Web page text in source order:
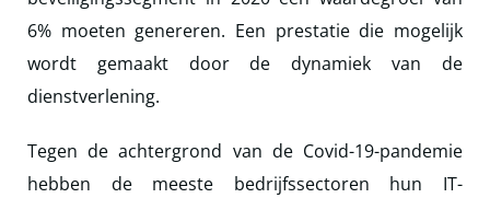
6% moeten genereren. Een prestatie die mogelijk
wordt gemaakt door de dynamiek van de
dienstverlening.
Tegen de achtergrond van de Covid-19-pandemie
hebben de meeste bedrijfssectoren hun IT-